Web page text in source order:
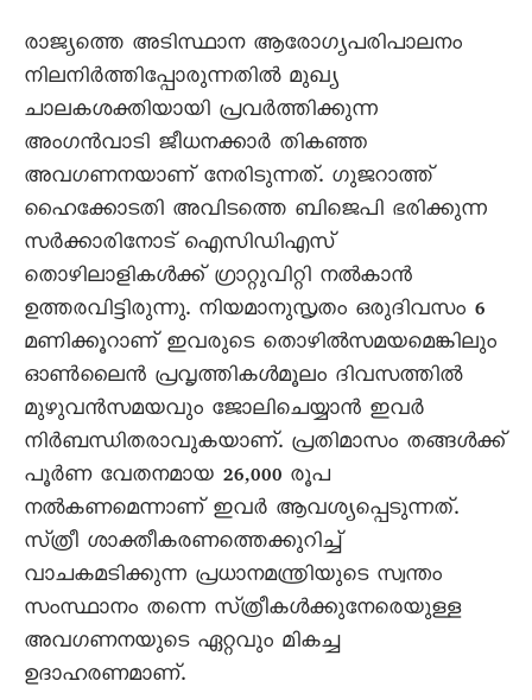
രാജ്യത്തെ അടിസ്ഥാന ആരോഗ്യപരിപാലനം
നിലനിർത്തിപ്പോരുന്നതിൽ മുഖ്യ
ചാലകശക്തിയായി പ്രവർത്തിക്കുന്ന
അംഗൻവാടി ജീധനക്കാർ തികഞ്ഞ
അവഗണനയാണ്‌ നേരിടുന്നത്‌. ഗുജറാത്ത്‌
ഹൈക്കോടതി അവിടത്തെ ബിജെപി ഭരിക്കുന്ന
സർക്കാരിനോട്‌ ഐസിഡിഎസ്‌
തൊഴിലാളികൾക്ക്‌ ഗ്രാറ്റുവിറ്റി നൽകാൻ
ഉത്തരവിട്ടിരുന്നു. നിയമാനുസൃതം ഒരുദിവസം 6
മണിക്കൂറാണ്‌ ഇവരുടെ തൊഴിൽസമയമെങ്കിലും
ഓൺലൈൻ പ്രവൃത്തികൾമൂലം ദിവസത്തിൽ
മുഴുവൻസമയവും ജോലിചെയ്യാൻ ഇവർ
നിർബന്ധിതരാവുകയാണ്‌. പ്രതിമാസം തങ്ങൾക്ക്‌
പൂർണ വേതനമായ 26,000 രൂപ
നൽകണമെന്നാണ്‌ ഇവർ ആവശ്യപ്പെടുന്നത്‌.
സ്‌ത്രീ ശാക്തീകരണത്തെക്കുറിച്ച്‌
വാചകമടിക്കുന്ന പ്രധാനമന്ത്രിയുടെ സ്വന്തം
സംസ്ഥാനം തന്നെ സ്‌ത്രീകൾക്കുനേരെയുള്ള
അവഗണനയുടെ ഏറ്റവും മികച്ച
ഉദാഹരണമാണ്‌.